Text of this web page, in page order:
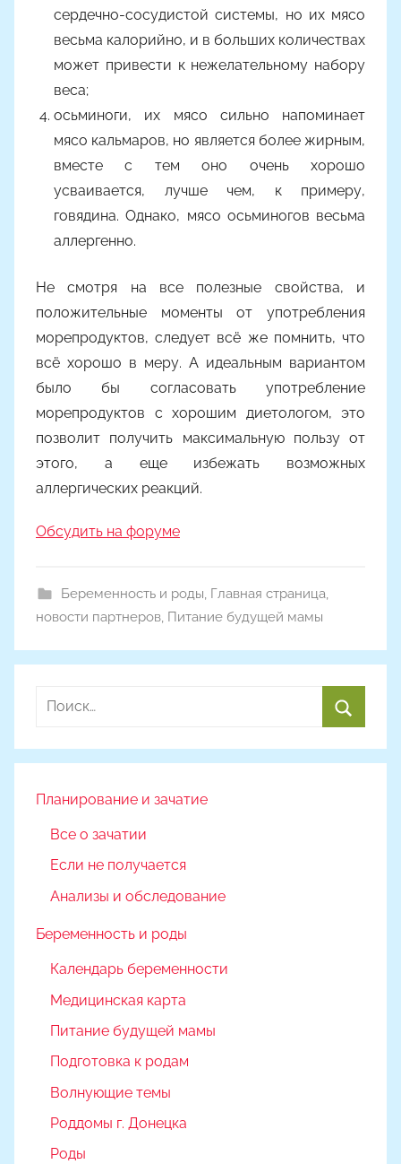
сердечно-сосудистой системы, но их мясо
весьма калорийно, и в больших количествах
может привести к нежелательному набору
веса;
осьминоги, их мясо сильно напоминает
мясо кальмаров, но является более жирным,
вместе с тем оно очень хорошо
усваивается, лучше чем, к примеру,
говядина. Однако, мясо осьминогов весьма
аллергенно.
Не смотря на все полезные свойства, и
положительные моменты от употребления
морепродуктов, следует всё же помнить, что
всё хорошо в меру. А идеальным вариантом
было бы согласовать употребление
морепродуктов с хорошим диетологом, это
позволит получить максимальную пользу от
этого, а еще избежать возможных
аллергических реакций.
Обсудить на форуме
Беременность и роды Главная страница
новости партнеров Питание будущей мамы
Найти:
Планирование и зачатие
Все о зачатии
Если не получается
Анализы и обследование
Беременность и роды
Календарь беременности
Медицинская карта
Питание будущей мамы
Подготовка к родам
Волнующие темы
Роддомы г. Донецка
Роды